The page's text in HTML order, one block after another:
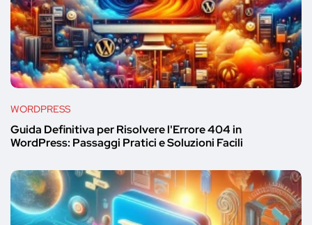
WORDPRESS
Guida Definitiva per Risolvere l'Errore 404 in
WordPress: Passaggi Pratici e Soluzioni Facili